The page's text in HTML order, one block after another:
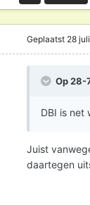
Geplaatst 28
Op 28-
DBI is net
Juist
daartegen